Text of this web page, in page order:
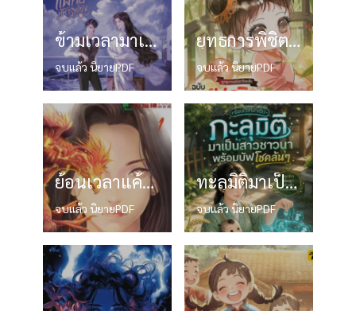
ข้ามเวลามาเป็นแพทย์ทหารหญิง
จบแล้ว นิยายPDF
ยุทธการพิชิตวังหลังฉบับองค์หญิงน้อยจอมป่วนผู้ถูกญาติๆอ่านใจ
จบแล้ว นิยายPDF
ย้อนเวลาแค้น Time-Turner
จบแล้ว นิยายPDF
ทะลุมิติมาเป็นสาวชาวนา พร้อมบัฟโชคล้นๆ
จบแล้ว นิยายPDF